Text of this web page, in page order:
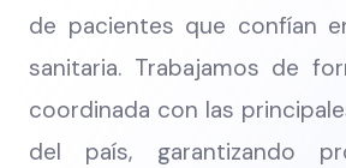
de pacientes que confían
sanitaria. Trabajamos de
coordinada con las
del país, garantizando